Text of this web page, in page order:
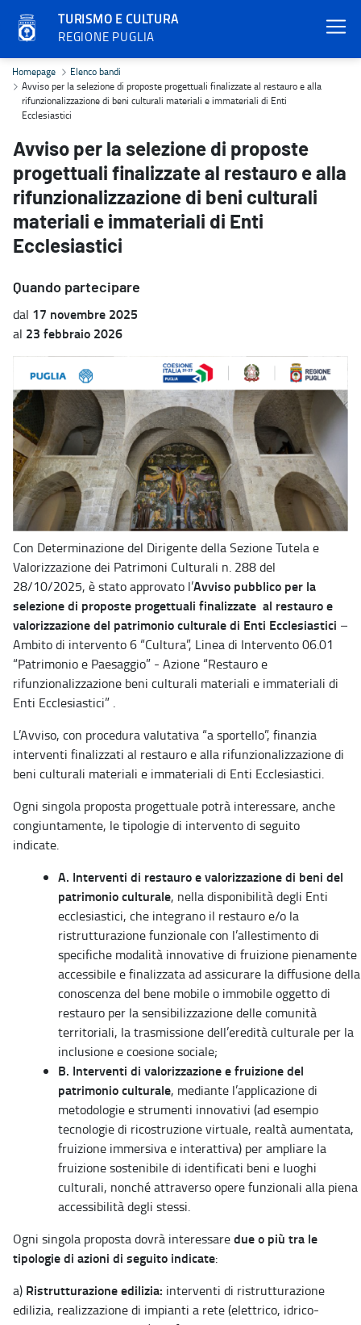
TURISMO E CULTURA
REGIONE PUGLIA
Avviso per la selezione di proposte progettuali finalizzate al
Homepage
Elenco bandi
Avviso per la selezione di proposte progettuali finalizzate al restauro e alla
rifunzionalizzazione di beni culturali materiali e immateriali di Enti
Ecclesiastici
Avviso per la selezione di proposte
progettuali finalizzate al restauro e alla
rifunzionalizzazione di beni culturali
materiali e immateriali di Enti
Ecclesiastici
Quando partecipare
dal 17 novembre 2025
al 23 febbraio 2026
Con Determinazione del Dirigente della Sezione Tutela e
Valorizzazione dei Patrimoni Culturali n. 288 del
28/10/2025, è stato approvato l’Avviso pubblico per la
selezione di proposte progettuali finalizzate al restauro e
valorizzazione del patrimonio culturale di Enti Ecclesiastici –
Ambito di intervento 6 “Cultura”, Linea di Intervento 06.01
“Patrimonio e Paesaggio” - Azione “Restauro e
rifunzionalizzazione beni culturali materiali e immateriali di
Enti Ecclesiastici” .
L’Avviso, con procedura valutativa “a sportello”, finanzia
interventi finalizzati al restauro e alla rifunzionalizzazione di
beni culturali materiali e immateriali di Enti Ecclesiastici.
Ogni singola proposta progettuale potrà interessare, anche
congiuntamente, le tipologie di intervento di seguito
indicate.
A. Interventi di restauro e valorizzazione di beni del
patrimonio culturale, nella disponibilità degli Enti
ecclesiastici, che integrano il restauro e/o la
ristrutturazione funzionale con l’allestimento di
specifiche modalità innovative di fruizione pienamente
accessibile e finalizzata ad assicurare la diffusione della
conoscenza del bene mobile o immobile oggetto di
restauro per la sensibilizzazione delle comunità
territoriali, la trasmissione dell’eredità culturale per la
inclusione e coesione sociale;
B. Interventi di valorizzazione e fruizione del
patrimonio culturale, mediante l’applicazione di
metodologie e strumenti innovativi (ad esempio
tecnologie di ricostruzione virtuale, realtà aumentata,
fruizione immersiva e interattiva) per ampliare la
fruizione sostenibile di identificati beni e luoghi
culturali, nonché attraverso opere funzionali alla piena
accessibilità degli stessi.
Ogni singola proposta dovrà interessaredue o più tra le
tipologie di azioni di seguito indicate:
a) Ristrutturazione edilizia: interventi di ristrutturazione
edilizia, realizzazione di impianti a rete (elettrico, idrico-